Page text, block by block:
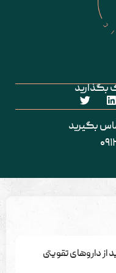
بگذارید
بگیرید
از داروهای تقویتی